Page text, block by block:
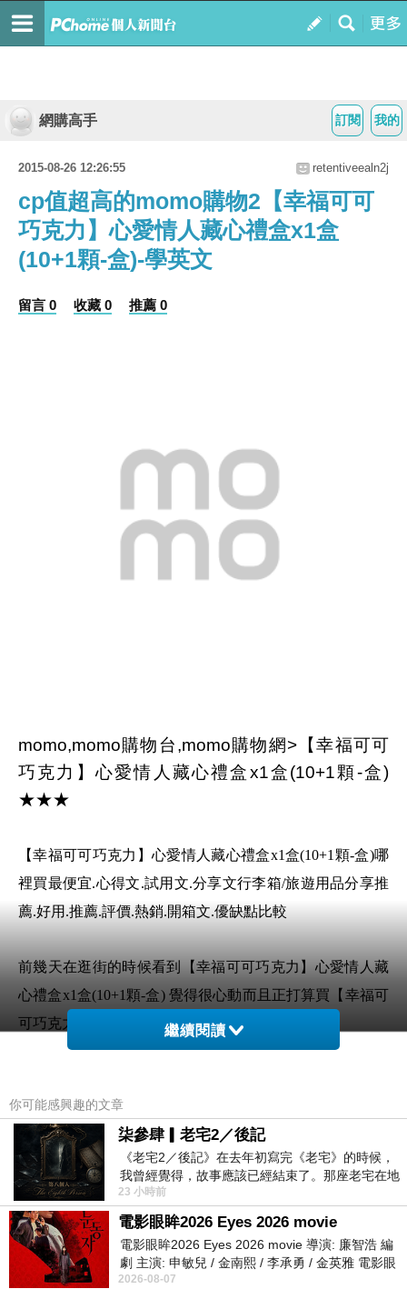
我的
訂閱
網購高手
2015-08-26 12:26:55 retentiveealn2j
cp值超高的momo購物2【幸福可可
巧克力】心愛情人藏心禮盒x1盒
(10+1顆-盒)-學英文
留言 0 收藏 0 推薦 0
momo,momo購物台,momo購物網>【幸福可可
巧克力】心愛情人藏心禮盒x1盒(10+1顆-盒)
★★★
【幸福可可巧克力】心愛情人藏心禮盒x1盒(10+1顆-盒)哪
裡買最便宜.心得文.試用文.分享文行李箱/旅遊用品分享推
薦.好用.推薦.評價.熱銷.開箱文.優缺點比較
前幾天在逛街的時候看到【幸福可可巧克力】心愛情人藏
心禮盒x1盒(10+1顆-盒) 覺得很心動而且正打算買【幸福可
可巧克力】心愛情人藏心禮盒x1盒(10+1顆-盒)
顆-盒) 在網路上買應該會比較便宜，【幸福可可巧克力】
心愛情人藏心禮盒x1盒(10+1顆-盒)而且24小時都能買，上
網慢慢挑選，不用等店家開門也不用看店員臉色
想要購買【幸福可可巧克力】心愛情人藏心禮盒
x1盒(10+1顆-盒)已經想很多天了!也求助谷哥大
神 發現【幸福可可巧克力】心愛情人藏心禮盒x1
繼續閱讀
你可能感興趣的文章
柒參肆▎老宅2／後記
《老宅2／後記》在去年初寫完《老宅》的時候，
我曾經覺得，故事應該已經結束了。那座老宅在地
震中倒塌，七個人終於離開那片黑暗，
23 小時前
電影眼眸2026 Eyes 2026 movie
電影眼眸2026 Eyes 2026 movie 導演: 廉智浩 編
劇 主演: 申敏兒 / 金南熙 / 李承勇 / 金英雅 電影眼
眸2026描述攝影師徐珍因遺
2026-08-07